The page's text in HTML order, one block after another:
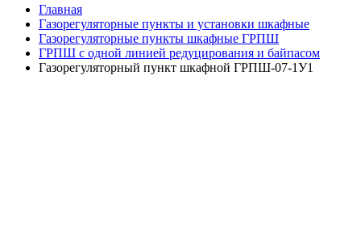
Главная
Газорегуляторные пункты и установки шкафные
Газорегуляторные пункты шкафные ГРПШ
ГРПШ с одной линией редуцирования и байпасом
Газорегуляторный пункт шкафной ГРПШ-07-1У1